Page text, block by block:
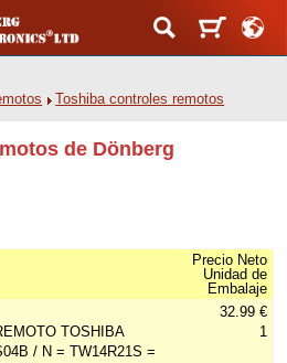
Toshiba controles remotos
de Dönberg
Precio Neto
Unidad de
Embalaje
TOSHIBA
/ N = TW14R21S =
32.99 €
1